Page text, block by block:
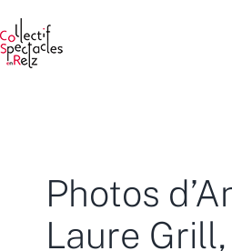
au
contenu
Photos
Laure Grill,